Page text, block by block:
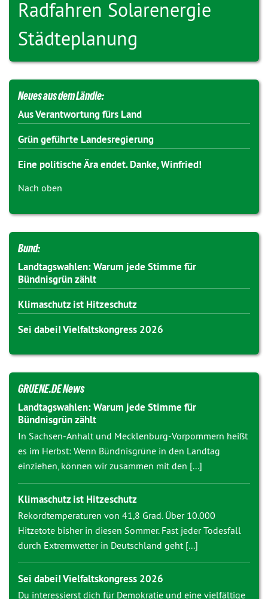
Radfahren Solarenergie
Städteplanung
Neues aus dem Ländle:
Aus Verantwortung fürs Land
Grün geführte Landesregierung
Eine politische Ära endet. Danke, Winfried!
Nach oben
Bund:
Landtagswahlen: Warum jede Stimme für
Bündnisgrün zählt
Klimaschutz ist Hitzeschutz
Sei dabei! Vielfaltskongress 2026
GRUENE.DE News
Landtagswahlen: Warum jede Stimme für
Bündnisgrün zählt
In Sachsen-Anhalt und Mecklenburg-Vorpommern heißt
es im Herbst: Wenn Bündnisgrüne in den Landtag
einziehen, können wir zusammen mit den [...]
Klimaschutz ist Hitzeschutz
Rekordtemperaturen von 41,8 Grad. Über 10.000
Hitzetote bisher in diesen Sommer. Fast jeder Todesfall
durch Extremwetter in Deutschland geht [...]
Sei dabei! Vielfaltskongress 2026
Du interessierst dich für Demokratie und eine vielfältige